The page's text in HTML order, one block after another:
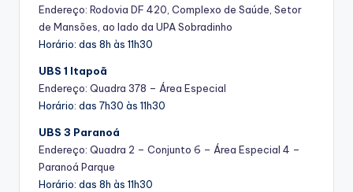
Endereço: Rodovia DF 420, Complexo de Saúde, Setor
de Mansões, ao lado da UPA Sobradinho
Horário: das 8h às 11h30
UBS 1 Itapoã
Endereço: Quadra 378 – Área Especial
Horário: das 7h30 às 11h30
UBS 3 Paranoá
Endereço: Quadra 2 – Conjunto 6 – Área Especial 4 –
Paranoá Parque
Horário: das 8h às 11h30